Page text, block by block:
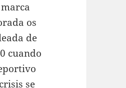
os
de
cuando
se